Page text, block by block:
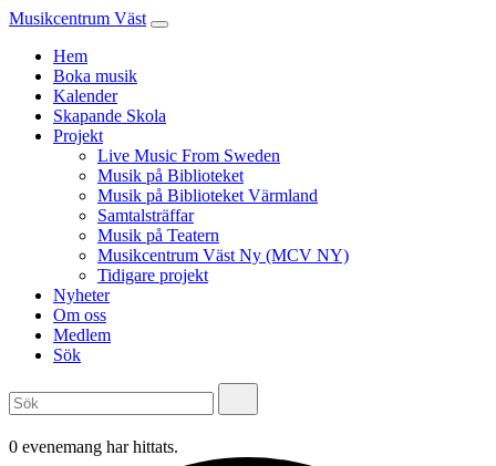
Musikcentrum Väst
Hem
Boka musik
Kalender
Skapande Skola
Projekt
Live Music From Sweden
Musik på Biblioteket
Musik på Biblioteket Värmland
Samtalsträffar
Musik på Teatern
Musikcentrum Väst Ny (MCV NY)
Tidigare projekt
Nyheter
Om oss
Medlem
Sök
0 evenemang har hittats.